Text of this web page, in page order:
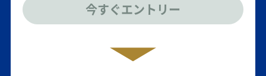
今すぐエントリー